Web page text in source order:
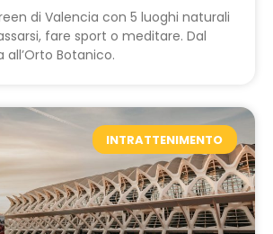
di Valencia con 5 luoghi naturali
fare sport o meditare. Dal
all’Orto Botanico.
INTRATTENIMENTO